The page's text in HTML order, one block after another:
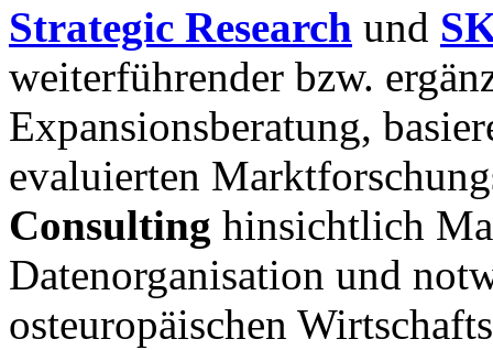
Strategic Research und
weiterführender bzw.
Expansionsberatung,
evaluierten
Consulting hinsichtlich
Datenorganisation und
osteuropäischen